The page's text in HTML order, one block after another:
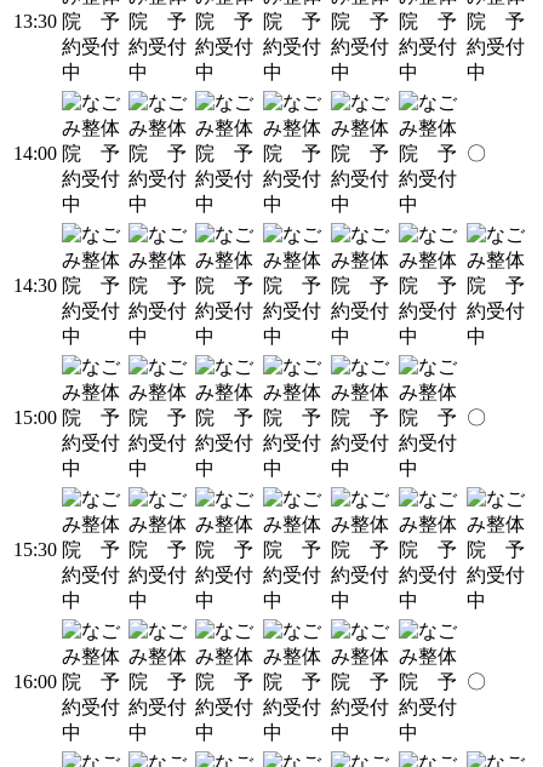
13:30
14:00 〇
14:30
15:00 〇
15:30
16:00 〇